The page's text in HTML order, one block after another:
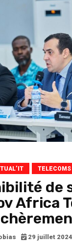
TELECOMS
de
Africa
29 juillet 2024